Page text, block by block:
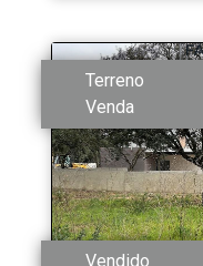
Terreno
Venda
Vendido